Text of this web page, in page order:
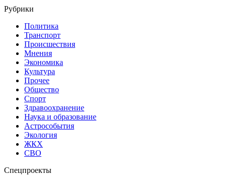
Рубрики
Политика
Транспорт
Происшествия
Мнения
Экономика
Культура
Прочее
Общество
Спорт
Здравоохранение
Наука и образование
Астрособытия
Экология
ЖКХ
СВО
Спецпроекты